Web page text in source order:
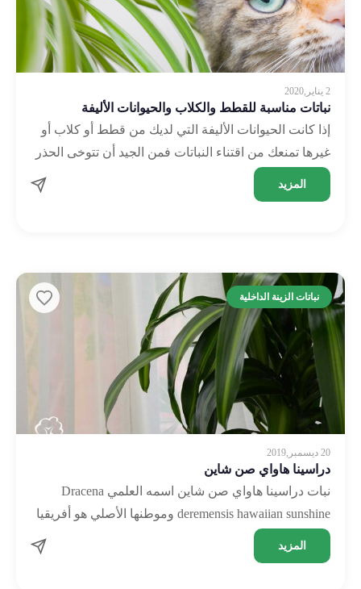
2 يناير,2020
نباتات مناسبة للقطط والكلاب والحيوانات الأليفة
إذا كانت الحيوانات الأليفة التي لديك من قطط أو كلاب أو
غيرها تمنعك من اقتناء النباتات فمن الجيد أن تتوخى الحذر
على قطتك من أي …
المزيد
نباتات الزينة الداخلية
20 ديسمبر,2019
دراسينا هاواي صن شاين
نبات دراسينا هاواي صن شاين اسمه العلمي Dracena
deremensis hawaiian sunshine وموطنها الأصلي هو أفريقيا
وأمريكا الوسطى وآسيا. هذا النوع الجميل من أنواع
الدراسينا هو …
المزيد